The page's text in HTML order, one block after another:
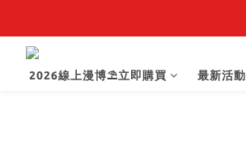
2026線上漫博⛱️立即購買
最新活動